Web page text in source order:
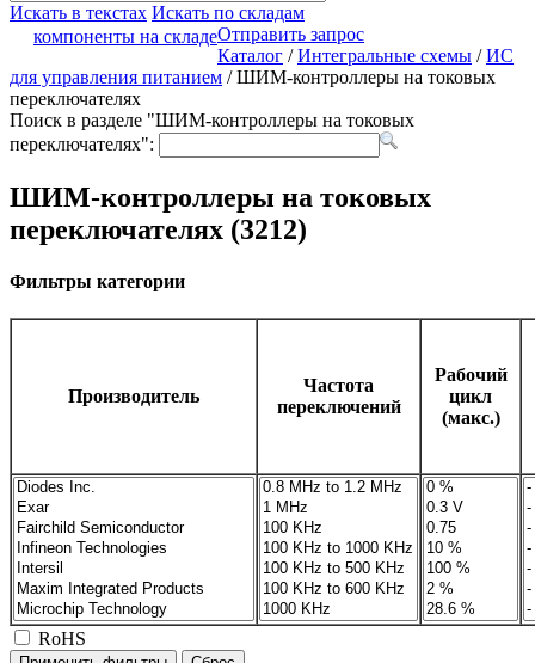
Искать в текстах Искать по складам
компоненты на складеОтправить запрос
Каталог /Интегральные схемы /ИС
для управления питанием / ШИМ-контроллеры на токовых
переключателях
Поиск в разделе "ШИМ-контроллеры на токовых
переключателях":
ШИМ-контроллеры на токовых
переключателях (3212)
Фильтры категории
Производитель
Частота
переключений
Рабочий
цикл
(макс.)
RoHS